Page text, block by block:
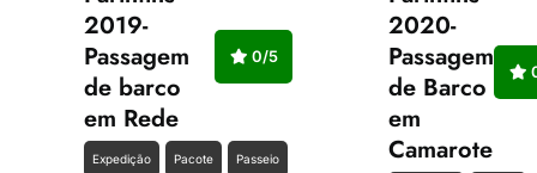
2019-
Passagem
de barco
em Rede
0/5
Expedição Pacote Passeio
2020-
Passagem
de Barco
em
Camarote